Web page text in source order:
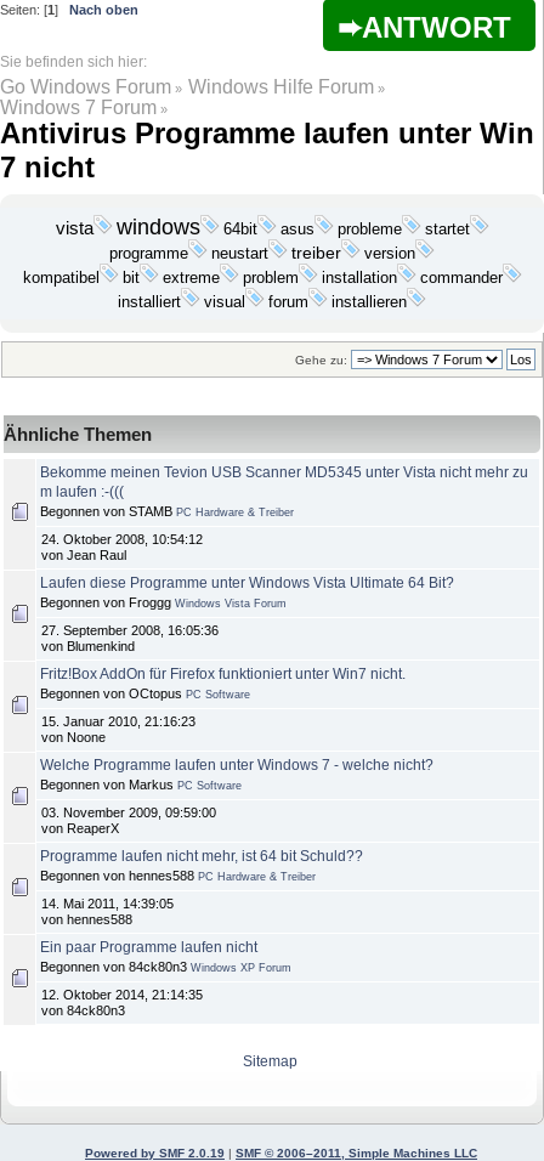
ANTWORT
Seiten: [1 ] Nach oben
Go Windows Forum » Windows Hilfe Forum »
Windows 7 Forum »
Antivirus Programme laufen unter Win
7 nicht
vista windows 64bit asus probleme
startet
programme
neustart treiber
version
kompatibel
bit extreme problem installation
commander
installiert
visual forum installieren
Gehe zu:
Ähnliche Themen
Bekomme meinen Tevion USB Scanner MD5345 unter Vista nicht mehr zu
m laufen :-(((
Begonnen von STAMB PC Hardware & Treiber
24. Oktober 2008, 10:54:12
von Jean Raul
Laufen diese Programme unter Windows Vista Ultimate 64 Bit?
Begonnen von Froggg Windows Vista Forum
27. September 2008, 16:05:36
von Blumenkind
Fritz!Box AddOn für Firefox funktioniert unter Win7 nicht.
Begonnen von OCtopus PC Software
15. Januar 2010, 21:16:23
von Noone
Welche Programme laufen unter Windows 7 - welche nicht?
Begonnen von Markus PC Software
03. November 2009, 09:59:00
von ReaperX
Programme laufen nicht mehr, ist 64 bit Schuld??
Begonnen von hennes588 PC Hardware & Treiber
14. Mai 2011, 14:39:05
von hennes588
Ein paar Programme laufen nicht
Begonnen von 84ck80n3 Windows XP Forum
12. Oktober 2014, 21:14:35
von 84ck80n3
Sitemap
Powered by SMF 2.0.19 | SMF © 2006–2011, Simple Machines LLC